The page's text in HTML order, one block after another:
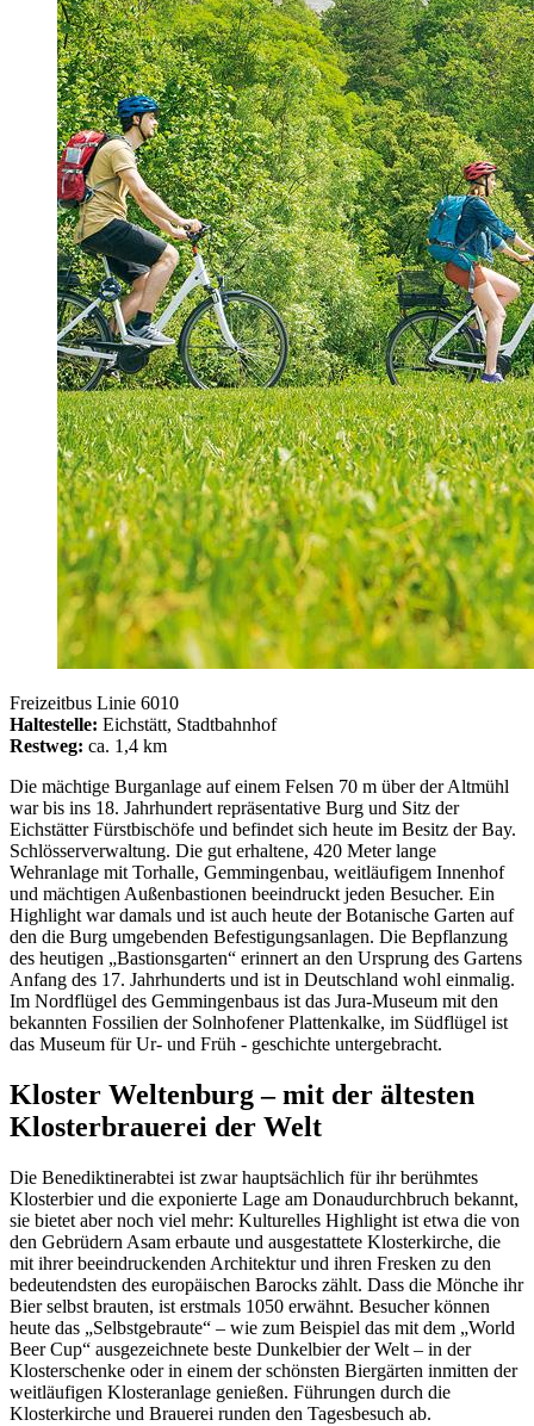
Freizeitbus Linie 6010
Haltestelle: Eichstätt, Stadtbahnhof
Restweg: ca. 1,4 km
Die mächtige Burganlage auf einem Felsen 70 m über der Altmühl
war bis ins 18. Jahrhundert repräsentative Burg und Sitz der
Eichstätter Fürstbischöfe und befindet sich heute im Besitz der Bay.
Schlösserverwaltung. Die gut erhaltene, 420 Meter lange
Wehranlage mit Torhalle, Gemmingenbau, weitläufigem Innenhof
und mächtigen Außenbastionen beeindruckt jeden Besucher. Ein
Highlight war damals und ist auch heute der Botanische Garten auf
den die Burg umgebenden Befestigungsanlagen. Die Bepflanzung
des heutigen „Bastionsgarten“ erinnert an den Ursprung des Gartens
Anfang des 17. Jahrhunderts und ist in Deutschland wohl einmalig.
Im Nordflügel des Gemmingenbaus ist das Jura-Museum mit den
bekannten Fossilien der Solnhofener Plattenkalke, im Südflügel ist
das Museum für Ur- und Früh - geschichte untergebracht.
Kloster Weltenburg – mit der ältesten
Klosterbrauerei der Welt
Die Benediktinerabtei ist zwar hauptsächlich für ihr berühmtes
Klosterbier und die exponierte Lage am Donaudurchbruch bekannt,
sie bietet aber noch viel mehr: Kulturelles Highlight ist etwa die von
den Gebrüdern Asam erbaute und ausgestattete Klosterkirche, die
mit ihrer beeindruckenden Architektur und ihren Fresken zu den
bedeutendsten des europäischen Barocks zählt. Dass die Mönche ihr
Bier selbst brauten, ist erstmals 1050 erwähnt. Besucher können
heute das „Selbstgebraute“ – wie zum Beispiel das mit dem „World
Beer Cup“ ausgezeichnete beste Dunkelbier der Welt – in der
Klosterschenke oder in einem der schönsten Biergärten inmitten der
weitläufigen Klosteranlage genießen. Führungen durch die
Klosterkirche und Brauerei runden den Tagesbesuch ab.